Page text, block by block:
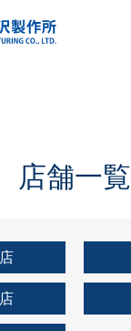
情報
店舗一覧